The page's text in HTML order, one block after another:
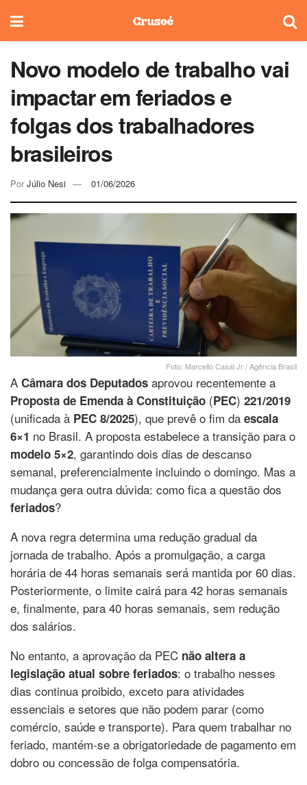
Novo modelo de trabalho vai
impactar em feriados e
folgas dos trabalhadores
brasileiros
Por Júlio Nesi 01/06/2026
Foto: Marcello Casal Jr / Agência Brasil
A Câmara dos Deputados aprovou recentemente a
Proposta de Emenda à Constituição (PEC) 221/2019
(unificada à PEC 8/2025), que prevê o fim da escala
6×1 no Brasil. A proposta estabelece a transição para o
modelo 5×2, garantindo dois dias de descanso
semanal, preferencialmente incluindo o domingo. Mas a
mudança gera outra dúvida: como fica a questão dos
feriados?
A nova regra determina uma redução gradual da
jornada de trabalho. Após a promulgação, a carga
horária de 44 horas semanais será mantida por 60 dias.
Posteriormente, o limite cairá para 42 horas semanais
e, finalmente, para 40 horas semanais, sem redução
dos salários.
No entanto, a aprovação da PEC não altera a
legislação atual sobre feriados: o trabalho nesses
dias continua proibido, exceto para atividades
essenciais e setores que não podem parar (como
comércio, saúde e transporte). Para quem trabalhar no
feriado, mantém-se a obrigatoriedade de pagamento em
dobro ou concessão de folga compensatória.